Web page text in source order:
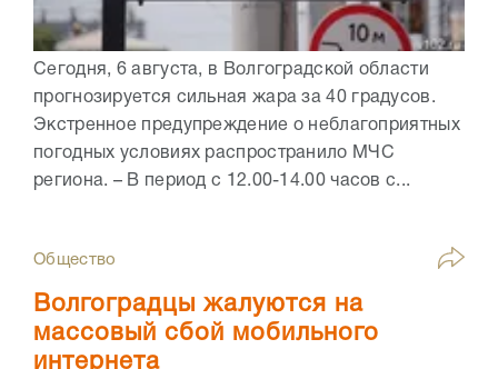
Сегодня, 6 августа, в Волгоградской области
прогнозируется сильная жара за 40 градусов.
Экстренное предупреждение о неблагоприятных
погодных условиях распространило МЧС
региона. – В период с 12.00-14.00 часов с...
Общество
Волгоградцы жалуются на
массовый сбой мобильного
интернета